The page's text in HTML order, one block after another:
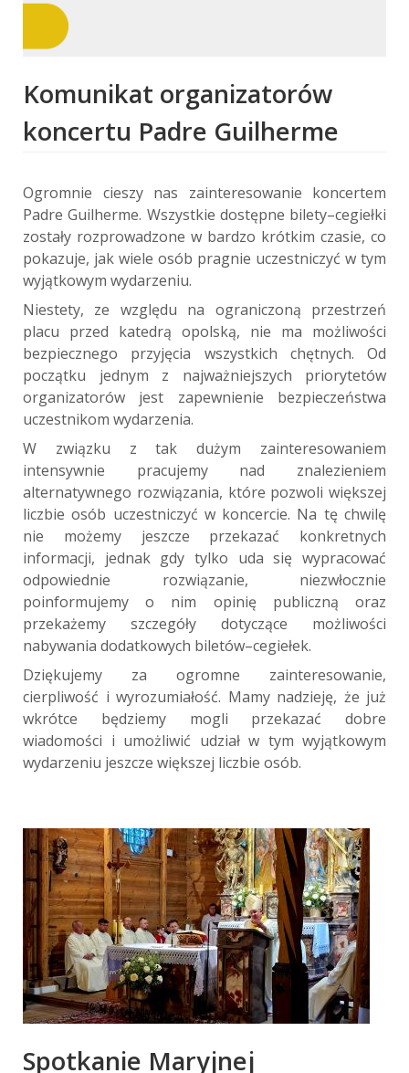
Komunikat organizatorów
koncertu Padre Guilherme
Ogromnie cieszy nas zainteresowanie koncertem
Padre Guilherme. Wszystkie dostępne bilety–cegiełki
zostały rozprowadzone w bardzo krótkim czasie, co
pokazuje, jak wiele osób pragnie uczestniczyć w tym
wyjątkowym wydarzeniu.
Niestety, ze względu na ograniczoną przestrzeń
placu przed katedrą opolską, nie ma możliwości
bezpiecznego przyjęcia wszystkich chętnych. Od
początku jednym z najważniejszych priorytetów
organizatorów jest zapewnienie bezpieczeństwa
uczestnikom wydarzenia.
W związku z tak dużym zainteresowaniem
intensywnie pracujemy nad znalezieniem
alternatywnego rozwiązania, które pozwoli większej
liczbie osób uczestniczyć w koncercie. Na tę chwilę
nie możemy jeszcze przekazać konkretnych
informacji, jednak gdy tylko uda się wypracować
odpowiednie rozwiązanie, niezwłocznie
poinformujemy o nim opinię publiczną oraz
przekażemy szczegóły dotyczące możliwości
nabywania dodatkowych biletów–cegiełek.
Dziękujemy za ogromne zainteresowanie,
cierpliwość i wyrozumiałość. Mamy nadzieję, że już
wkrótce będziemy mogli przekazać dobre
wiadomości i umożliwić udział w tym wyjątkowym
wydarzeniu jeszcze większej liczbie osób.
Spotkanie Maryjnej